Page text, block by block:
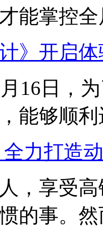
能掌控
计》开启
16日，
能够顺
力打造
，享受
的事。